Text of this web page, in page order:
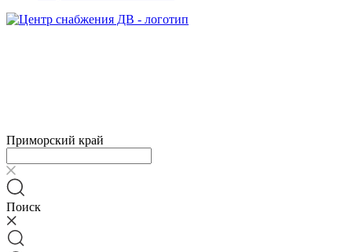
Приморский край
Поиск